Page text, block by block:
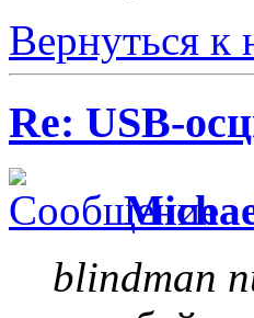
Вернуться к
Re: USB-
blindman